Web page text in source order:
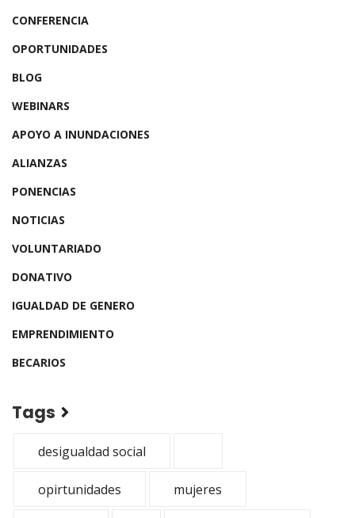
CONFERENCIA
OPORTUNIDADES
BLOG
WEBINARS
APOYO A INUNDACIONES
ALIANZAS
PONENCIAS
NOTICIAS
VOLUNTARIADO
DONATIVO
IGUALDAD DE GENERO
EMPRENDIMIENTO
BECARIOS
Tags
desigualdad social
opirtunidades mujeres